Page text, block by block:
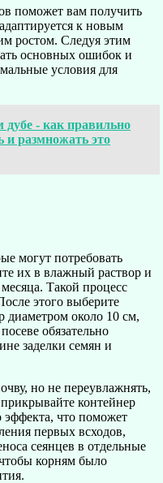
поможет вам получить
к новым
ростом. Следуя этим
основных ошибок и
условия для
дубе - как правильно
и размножать это
могут потребовать
их в влажный раствор и
Такой процесс
этого выберите
диаметром около 10 см,
обязательно
заделки семян и
но не переувлажнять,
контейнер
эффекта, что поможет
первых всходов,
сеянцев в отдельные
корням было